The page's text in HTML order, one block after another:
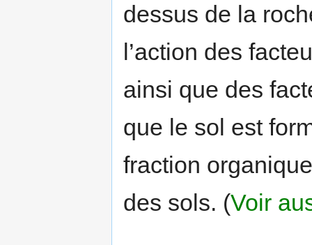
dessus de la
l’action des
ainsi que des
que le sol est
fraction
des sols. (Voir